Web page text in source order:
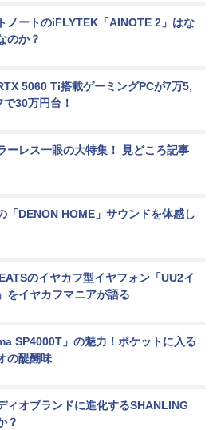
ノートのiFLYTEK「AINOTE 2」はな
のか？
5060 Ti搭載ゲーミングPCが7万5,
30万円台！
ーレス一眼の大特集！ 見どころ記事
「DENON HOME」サウンドを体感し
のイヤカフ型イヤフォン「UU2イ
をイヤカフマニアが語る
SP4000T」の魅力！ポケットに入る
の醍醐味
ィオブランドに進化するSHANLING
？